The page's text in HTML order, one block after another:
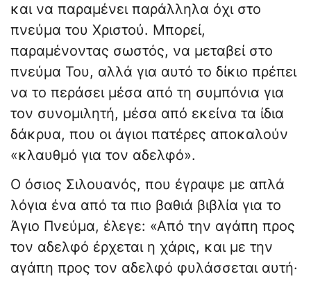
και να παραμένει παράλληλα όχι στο
πνεύμα του Χριστού. Μπορεί,
παραμένοντας σωστός, να μεταβεί στο
πνεύμα Του, αλλά για αυτό το δίκιο πρέπει
να το περάσει μέσα από τη συμπόνια για
τον συνομιλητή, μέσα από εκείνα τα ίδια
δάκρυα, που οι άγιοι πατέρες αποκαλούν
«κλαυθμό για τον αδελφό».
Ο όσιος Σιλουανός, που έγραψε με απλά
λόγια ένα από τα πιο βαθιά βιβλία για το
Άγιο Πνεύμα, έλεγε: «Από την αγάπη προς
τον αδελφό έρχεται η χάρις, και με την
αγάπη προς τον αδελφό φυλάσσεται αυτή·